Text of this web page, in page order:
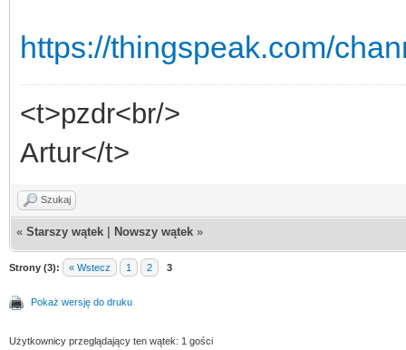
https://thingspeak.com/
<t>pzdr<br/>
Artur</t>
Szukaj
« Starszy wątek Nowszy wątek »
Strony (3): « Wstecz 1 2 3
Pokaż wersję do druku
Użytkownicy przeglądający ten wątek: 1 gości